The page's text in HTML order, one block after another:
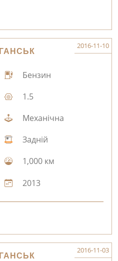
2016-11-10
Бензин
1.5
Механічна
Задній
1,000 км
2013
2016-11-03